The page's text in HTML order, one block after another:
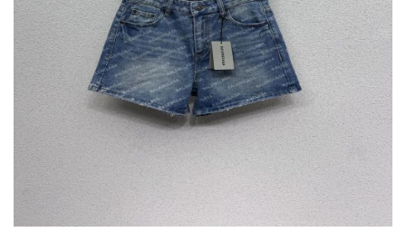
2026人気特集
バッグ
財布
時計
服
ズボン
衣装セット
靴
住まい用品
アクセサリー
ベルト
スカーフ
アイフォーンケ
ース
小物
最